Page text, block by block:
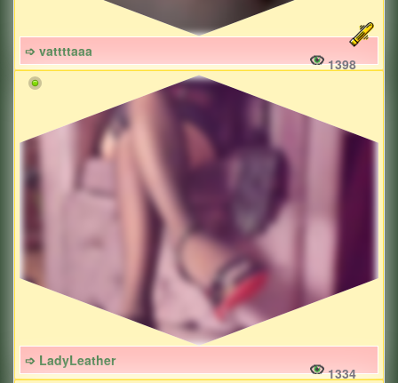
➩ vattttaaa
1398
➩ LadyLeather
1334